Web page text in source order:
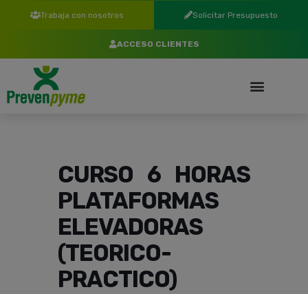
Trabaja con nosotros Solicitar Presupuesto
ACCESO CLIENTES
CURSO 6 HORAS
PLATAFORMAS
ELEVADORAS
(TEORICO-
PRACTICO)